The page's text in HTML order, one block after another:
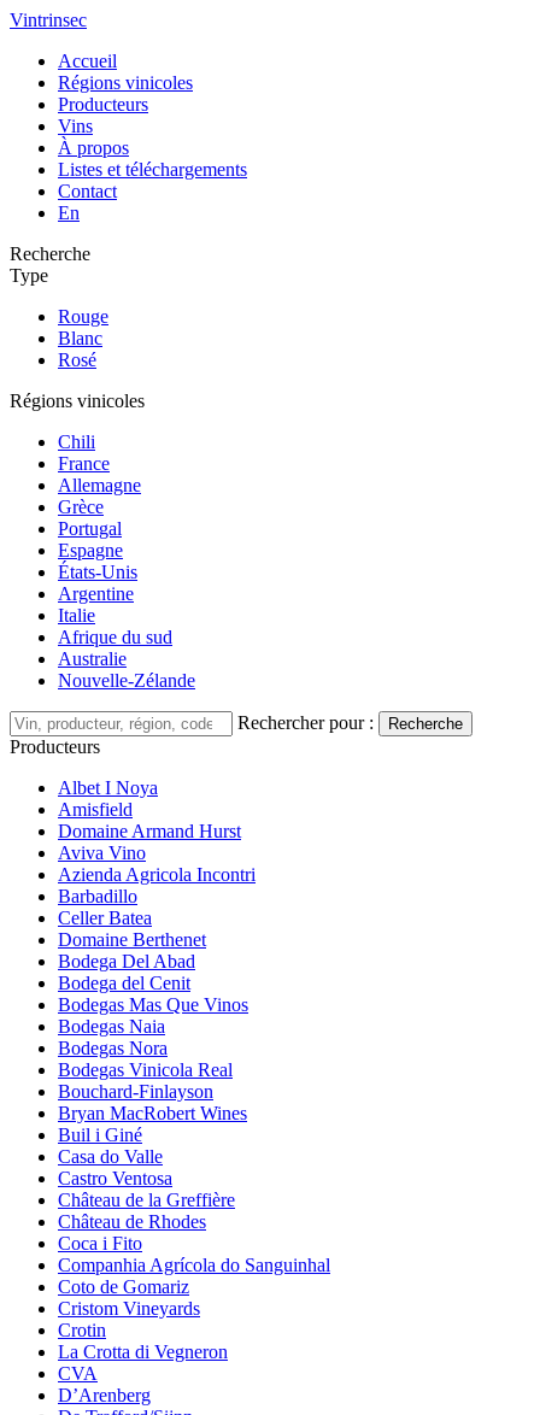
Vintrinsec
Accueil
Régions vinicoles
Producteurs
Vins
À propos
Listes et téléchargements
Contact
En
Recherche
Type
Rouge
Blanc
Rosé
Régions vinicoles
Chili
France
Allemagne
Grèce
Portugal
Espagne
États-Unis
Argentine
Italie
Afrique du sud
Australie
Nouvelle-Zélande
Rechercher pour : Recherche
Producteurs
Albet I Noya
Amisfield
Domaine Armand Hurst
Aviva Vino
Azienda Agricola Incontri
Barbadillo
Celler Batea
Domaine Berthenet
Bodega Del Abad
Bodega del Cenit
Bodegas Mas Que Vinos
Bodegas Naia
Bodegas Nora
Bodegas Vinicola Real
Bouchard-Finlayson
Bryan MacRobert Wines
Buil i Giné
Casa do Valle
Castro Ventosa
Château de la Greffière
Château de Rhodes
Coca i Fito
Companhia Agrícola do Sanguinhal
Coto de Gomariz
Cristom Vineyards
Crotin
La Crotta di Vegneron
CVA
D’Arenberg